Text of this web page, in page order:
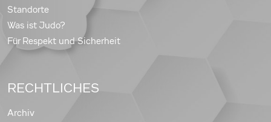
Standorte
Was ist Judo?
Für Respekt und Sicherheit
RECHTLICHES
Archiv